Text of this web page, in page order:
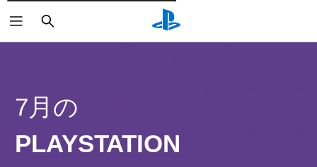
検
索
7月の
PLAYSTATION